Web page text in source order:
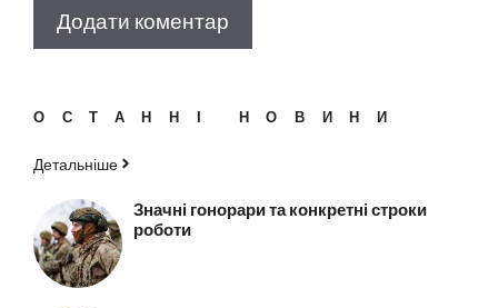
ОСТАННІ НОВИНИ
Детальніше
Значні гонорари та конкретні строки
роботи